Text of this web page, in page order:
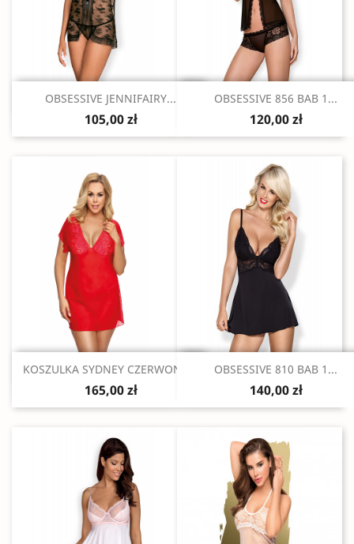
Szybki podgląd
OBSESSIVE JENNIFAIRY...
105,00 zł
Szybki podgląd
OBSESSIVE 856 BAB 1...
120,00 zł
Szybki podgląd
KOSZULKA SYDNEY CZERWONA...
165,00 zł
Szybki podgląd
OBSESSIVE 810 BAB 1...
140,00 zł